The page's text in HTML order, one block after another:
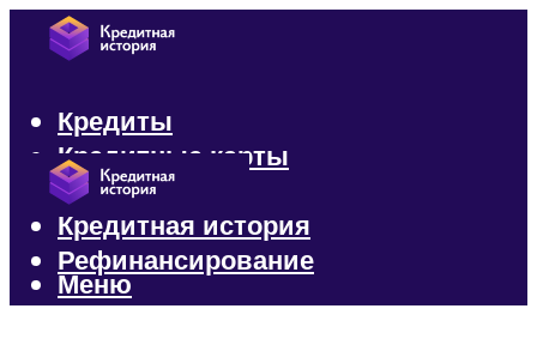
Кредиты
Кредитные карты
Микрозаймы
Кредитная история
Рефинансирование
Меню